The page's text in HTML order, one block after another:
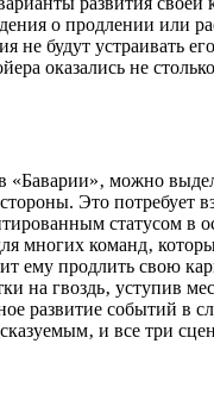
о продлении или
не будут устраивать
оказались не
можно
Это
статусом
многих команд‚
ему продлить свою
гвоздь‚ уступив
развитие событий в
и все три